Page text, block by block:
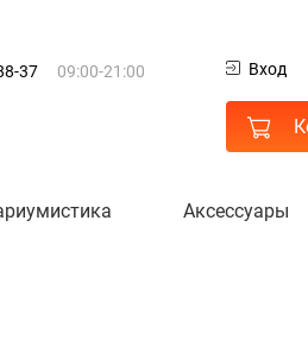
37 09:00-21:00 Вход
Аксессуары
37
09:00-21:00
пуста